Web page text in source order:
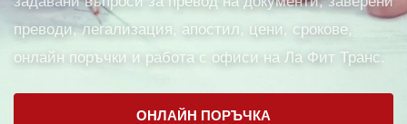
преводи, легализация, апостил, цени, срокове,
онлайн поръчки и работа с офиси на Ла Фит Транс.
ОНЛАЙН ПОРЪЧКА